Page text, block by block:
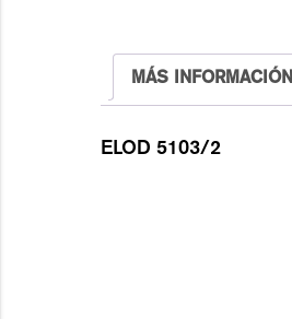
MÁS INFORMACIÓN
ELOD 5103/2